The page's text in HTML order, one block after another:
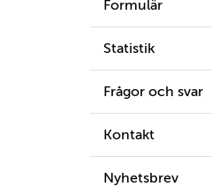
Formulär
Statistik
Frågor och svar
Kontakt
Nyhetsbrev